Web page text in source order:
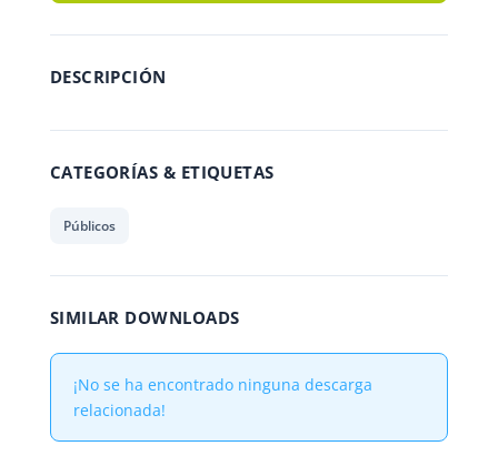
DESCRIPCIÓN
CATEGORÍAS & ETIQUETAS
Públicos
SIMILAR DOWNLOADS
¡No se ha encontrado ninguna descarga
relacionada!